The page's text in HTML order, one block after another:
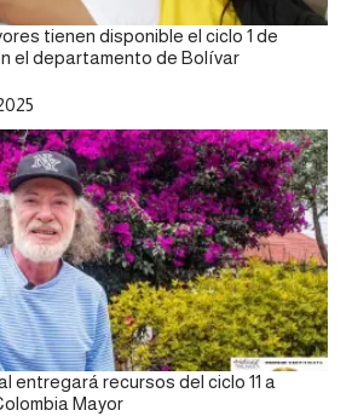
tienen disponible el ciclo 1 de
el departamento de Bolívar
entregará recursos del ciclo 11 a
Mayor